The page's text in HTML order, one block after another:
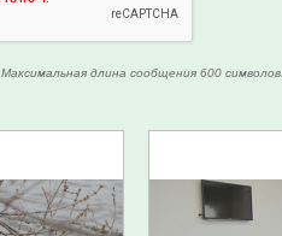
Максимальная длина сообщения 600 символов.